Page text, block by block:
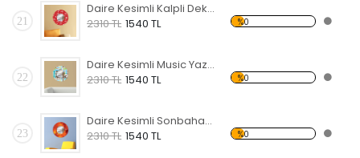
21
Daire Kesimli Kalpli Dekoratif Ahşap Çerçeveli Ayna
2310 TL 1540 TL %0
22
Daire Kesimli Music Yazılı Dekoratif Ahşap Çerçeveli Ayna
2310 TL 1540 TL %0
23
Daire Kesimli Sonbahar Dekoratif Ahşap Çerçeveli Ayna
2310 TL 1540 TL %0